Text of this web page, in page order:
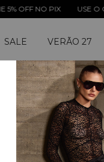
PIX USE O CUPOM:
SALE VERÃO 27
GOLA ALTA